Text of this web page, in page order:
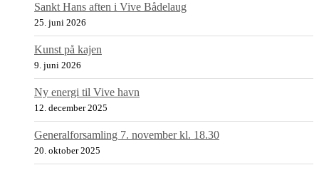
Sankt Hans aften i Vive Bådelaug
25. juni 2026
Kunst på kajen
9. juni 2026
Ny energi til Vive havn
12. december 2025
Generalforsamling 7. november kl. 18.30
20. oktober 2025